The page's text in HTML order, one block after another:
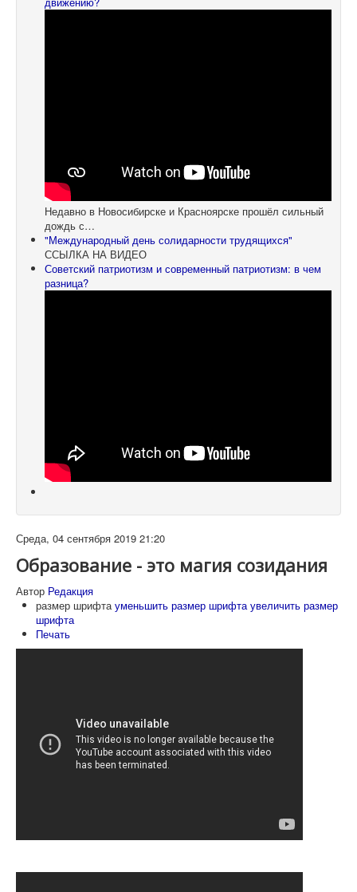
Недавно в Новосибирске и Красноярске прошёл сильный
дождь с…
"Международный день солидарности трудящихся"
ССЫЛКА НА ВИДЕО
Советский патриотизм и современный патриотизм: в чем
разница?
Среда, 04 сентября 2019 21:20
Образование - это магия созидания
Автор Редакция
размер шрифта уменьшить размер шрифта увеличить размер
шрифта
Печать